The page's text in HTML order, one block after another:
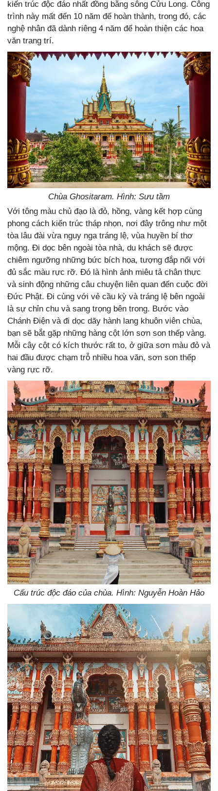
kiến trúc độc đáo nhất đồng bằng sông Cửu Long. Công
trình này mất đến 10 năm để hoàn thành, trong đó, các
nghệ nhân đã dành riêng 4 năm để hoàn thiện các hoa
văn trang trí.
Chùa Ghositaram. Hình: Sưu tầm
Với tông màu chủ đạo là đỏ, hồng, vàng kết hợp cùng
phong cách kiến trúc tháp nhọn, nơi đây trông như một
tòa lâu đài vừa nguy nga tráng lệ, vùa huyền bí thơ
mộng. Đi dọc bên ngoài tòa nhà, du khách sẽ được
chiêm ngưỡng những bức bích họa, tượng đắp nổi với
đủ sắc màu rực rỡ. Đó là hình ảnh miêu tả chân thực
và sinh động những câu chuyện liên quan đến cuộc đời
Đức Phật. Đi cùng với vẻ cầu kỳ và tráng lệ bên ngoài
là sự chỉn chu và sang trọng bên trong. Bước vào
Chánh Điện và đi dọc dãy hành lang khuôn viên chùa,
bạn sẽ bắt gặp những hàng cột lớn sơn son thếp vàng.
Mỗi cây cột có kích thước rất to, ở giữa sơn màu đỏ và
hai đầu được chạm trỗ nhiều hoa văn, sơn son thếp
vàng rực rỡ.
Cấu trúc độc đáo của chùa. Hình: Nguyễn Hoàn Hảo